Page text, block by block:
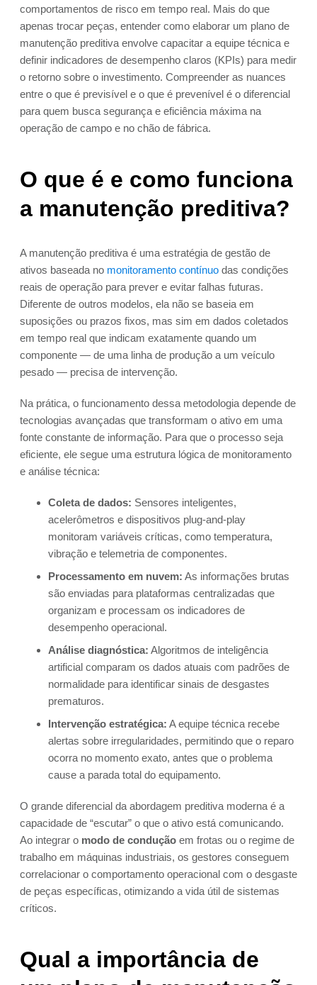
comportamentos de risco em tempo real. Mais do que
apenas trocar peças, entender como elaborar um plano de
manutenção preditiva envolve capacitar a equipe técnica e
definir indicadores de desempenho claros (KPIs) para medir
o retorno sobre o investimento. Compreender as nuances
entre o que é previsível e o que é prevenível é o diferencial
para quem busca segurança e eficiência máxima na
operação de campo e no chão de fábrica.
O que é e como funciona
a manutenção preditiva?
A manutenção preditiva é uma estratégia de gestão de
ativos baseada no monitoramento contínuo das condições
reais de operação para prever e evitar falhas futuras.
Diferente de outros modelos, ela não se baseia em
suposições ou prazos fixos, mas sim em dados coletados
em tempo real que indicam exatamente quando um
componente — de uma linha de produção a um veículo
pesado — precisa de intervenção.
Na prática, o funcionamento dessa metodologia depende de
tecnologias avançadas que transformam o ativo em uma
fonte constante de informação. Para que o processo seja
eficiente, ele segue uma estrutura lógica de monitoramento
e análise técnica:
Coleta de dados: Sensores inteligentes,
acelerômetros e dispositivos plug-and-play
monitoram variáveis críticas, como temperatura,
vibração e telemetria de componentes.
Processamento em nuvem: As informações brutas
são enviadas para plataformas centralizadas que
organizam e processam os indicadores de
desempenho operacional.
Análise diagnóstica: Algoritmos de inteligência
artificial comparam os dados atuais com padrões de
normalidade para identificar sinais de desgastes
prematuros.
Intervenção estratégica: A equipe técnica recebe
alertas sobre irregularidades, permitindo que o reparo
ocorra no momento exato, antes que o problema
cause a parada total do equipamento.
O grande diferencial da abordagem preditiva moderna é a
capacidade de “escutar” o que o ativo está comunicando.
Ao integrar o modo de condução em frotas ou o regime de
trabalho em máquinas industriais, os gestores conseguem
correlacionar o comportamento operacional com o desgaste
de peças específicas, otimizando a vida útil de sistemas
críticos.
Qual a importância de